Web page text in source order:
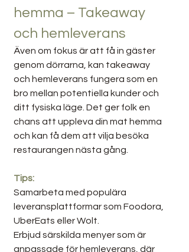
hemma – Takeaway
och hemleverans
Även om fokus är att få in gäster
genom dörrarna, kan takeaway
och hemleverans fungera som en
bro mellan potentiella kunder och
ditt fysiska läge. Det ger folk en
chans att uppleva din mat hemma
och kan få dem att vilja besöka
restaurangen nästa gång.
Tips:
Samarbeta med populära
leveransplattformar som Foodora,
UberEats eller Wolt.
Erbjud särskilda menyer som är
anpassade för hemleverans, där